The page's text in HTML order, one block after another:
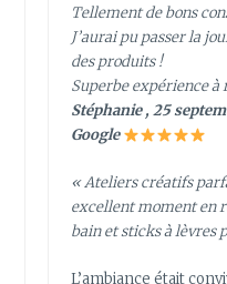
Tellement de bons
J’aurai pu passer la
des produits !
Superbe expérience à
Stéphanie , 25
Google
« Ateliers créatifs
excellent moment en
bain et sticks à lèvres
L’ambiance était